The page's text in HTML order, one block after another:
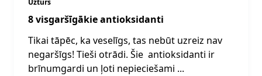
Uzturs
8 visgaršīgākie antioksidanti
Tikai tāpēc, ka veselīgs, tas nebūt uzreiz nav
negaršīgs! Tieši otrādi. Šie antioksidanti ir
brīnumgardi un ļoti nepieciešami ...